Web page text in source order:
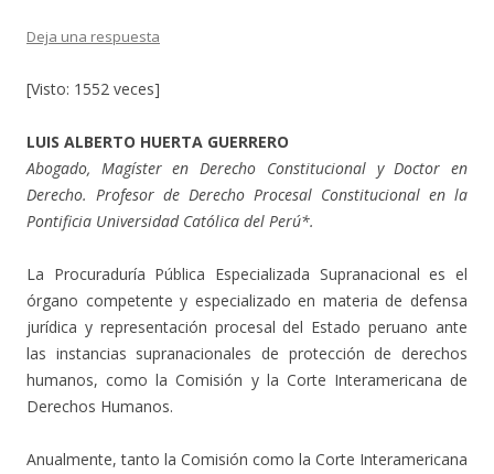
Deja una respuesta
[Visto: 1552 veces]
LUIS ALBERTO HUERTA GUERRERO
Abogado, Magíster en Derecho Constitucional y Doctor en
Derecho. Profesor de Derecho Procesal Constitucional en la
Pontificia Universidad Católica del Perú*.
La Procuraduría Pública Especializada Supranacional es el
órgano competente y especializado en materia de defensa
jurídica y representación procesal del Estado peruano ante
las instancias supranacionales de protección de derechos
humanos, como la Comisión y la Corte Interamericana de
Derechos Humanos.
Anualmente, tanto la Comisión como la Corte Interamericana